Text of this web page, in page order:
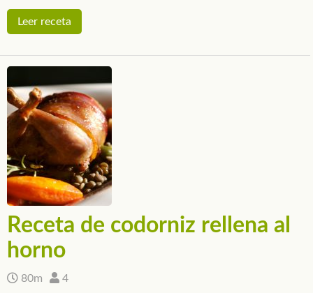
Leer receta
Receta de codorniz rellena al
horno
80m 4